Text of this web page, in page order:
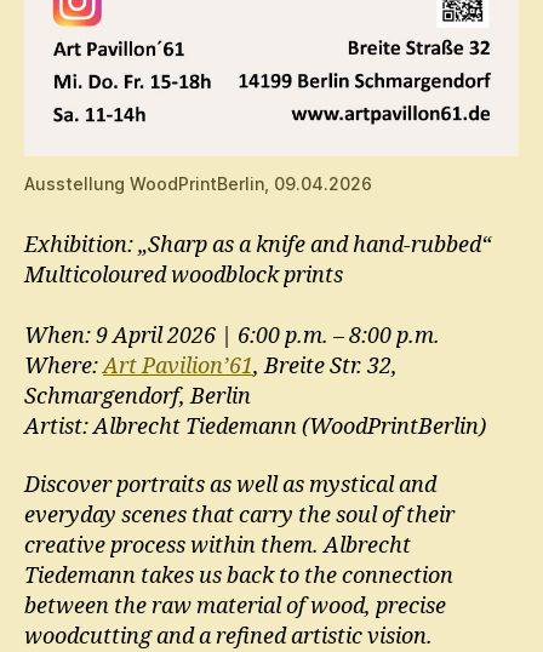
Ausstellung WoodPrintBerlin, 09.04.2026
Exhibition: „Sharp as a knife and hand-rubbed“
Multicoloured woodblock prints
When: 9 April 2026 | 6:00 p.m. – 8:00 p.m.
Where:Art Pavilion’61, Breite Str. 32,
Schmargendorf, Berlin
Artist: Albrecht Tiedemann (WoodPrintBerlin)
Discover portraits as well as mystical and
everyday scenes that carry the soul of their
creative process within them. Albrecht
Tiedemann takes us back to the connection
between the raw material of wood, precise
woodcutting and a refined artistic vision.